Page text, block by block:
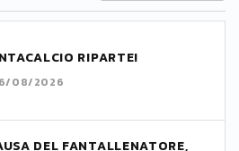
RIPARTE!
08/2026
DEL FANTALLENATORE,